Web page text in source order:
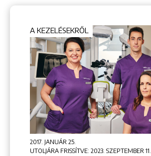
A KEZELÉSEKRŐL
2017. JANUÁR 25.
UTOLJÁRA FRISSÍTVE: 2023. SZEPTEMBER 11.